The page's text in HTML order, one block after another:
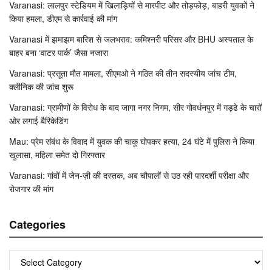
Varanasi: लालपुर स्टेडियम में खिलाड़ियों से मारपीट और तोड़फोड़, बाहरी युवकों ने
किया हमला, डीएम से कार्रवाई की मांग
Varanasi में झमाझम बारिश से जलभराव: कमिश्नरी परिसर और BHU अस्पताल के
बाहर बना ‘वाटर पार्क’ जैसा नजारा
Varanasi: प्रसूता मौत मामला, सीएमओ ने गठित की तीन सदस्यीय जांच टीम,
क्लीनिक की जांच शुरू
Varanasi: ग्रामीणों के विरोध के बाद जागा नगर निगम, सीर गोवर्धनपुर में गड्ढे के चारों
ओर लगाई बैरिकेडिंग
Mau: प्रेम संबंध के विवाद में युवक की चाकू घोपकर हत्या, 24 घंटे में पुलिस ने किया
खुलासा, महिला समेत दो गिरफ्तार
Varanasi: गांवों में जेन-ज़ी की दस्तक, अब चौपालों से उठ रही पारदर्शी परीक्षा और
रोजगार की मांग
Categories